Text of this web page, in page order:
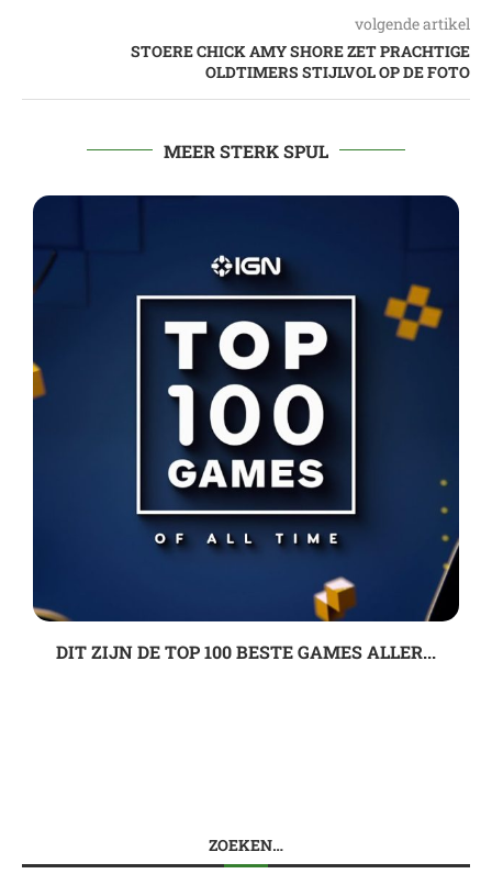
volgende artikel
STOERE CHICK AMY SHORE ZET PRACHTIGE
OLDTIMERS STIJLVOL OP DE FOTO
MEER STERK SPUL
DIT ZIJN DE TOP 100 BESTE GAMES ALLER...
ZOEKEN…